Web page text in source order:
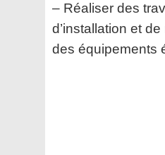
– Réaliser des
d’installation et
des équipements